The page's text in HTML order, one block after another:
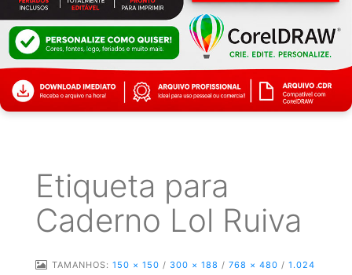
Etiqueta para
Caderno Lol Ruiva
TAMANHOS: 150 × 150 / 300 × 188 / 768 × 480 / 1.024